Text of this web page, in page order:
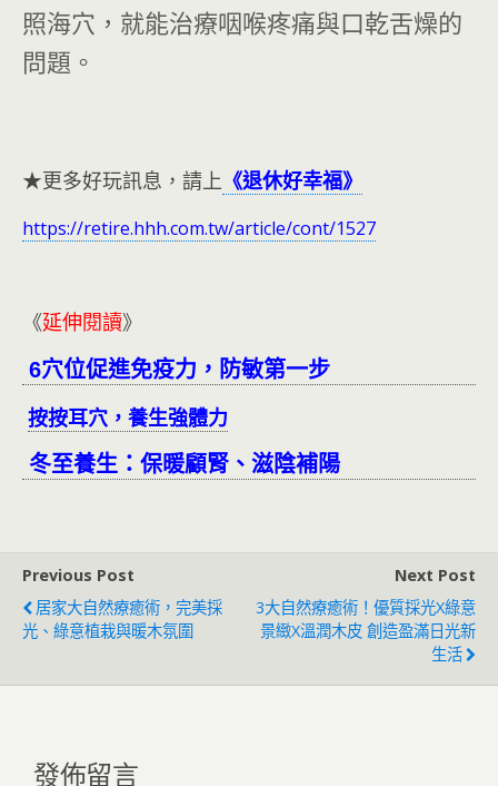
照海穴，就能治療咽喉疼痛與口乾舌燥的
問題。
★更多好玩訊息，請上 《退休好幸福》
https://retire.hhh.com.tw/article/cont/1527
《延伸閱讀》
6穴位促進免疫力，防敏第一步
按按耳穴，養生強體力
冬至養生：保暖顧腎、滋陰補陽
Previous Post
居家大自然療癒術，完美採
光、綠意植栽與暖木氛圍
Next Post
3大自然療癒術！優質採光x綠意
景緻x溫潤木皮 創造盈滿日光新
生活
發佈留言